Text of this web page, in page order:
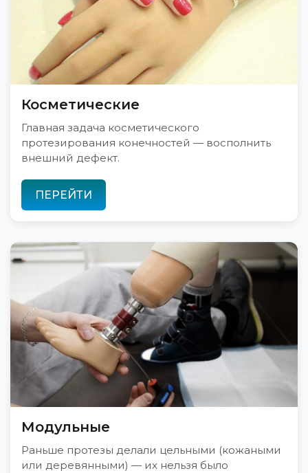
Косметические
Главная задача косметического
протезирования конечностей — восполнить
внешний дефект.
ПЕРЕЙТИ
Модульные
Раньше протезы делали цельными (кожаными
или деревянными) — их нельзя было